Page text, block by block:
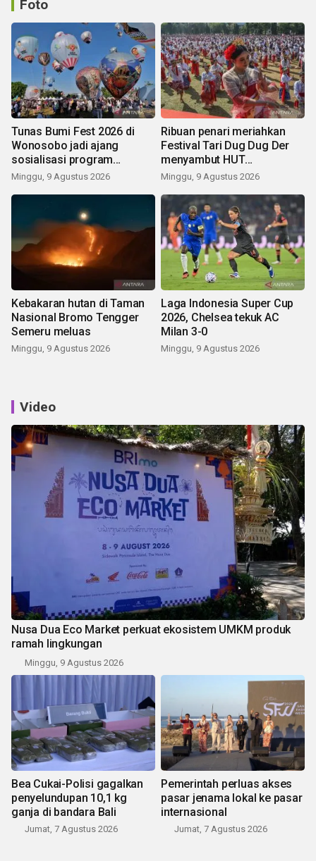
Foto
Tunas Bumi Fest 2026 di
Wonosobo jadi ajang
sosialisasi program
pemerintah lewat balon
Minggu, 9 Agustus 2026
Ribuan penari meriahkan
Festival Tari Dug Dug Der
menyambut HUT
Kemerdekaan
Minggu, 9 Agustus 2026
Kebakaran hutan di Taman
Nasional Bromo Tengger
Semeru meluas
Minggu, 9 Agustus 2026
Laga Indonesia Super Cup
2026, Chelsea tekuk AC
Milan 3-0
Minggu, 9 Agustus 2026
Video
Nusa Dua Eco Market perkuat ekosistem UMKM produk
ramah lingkungan
Minggu, 9 Agustus 2026
Bea Cukai-Polisi gagalkan
penyelundupan 10,1 kg
ganja di bandara Bali
Jumat, 7 Agustus 2026
Pemerintah perluas akses
pasar jenama lokal ke pasar
internasional
Jumat, 7 Agustus 2026